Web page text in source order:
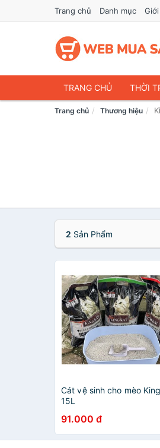
Trang chủ Danh mục
TRANG CHỦ THỜI
ĐIỆN THOẠI & PHỤ KIỆN
Trang chủ Thương hiệu
2 Sản Phẩm
Cát vệ sinh cho mèo
15L
91.000 đ